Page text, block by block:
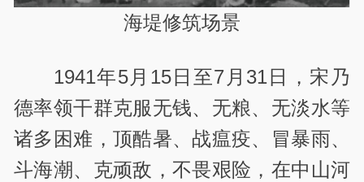
海堤修筑场景
1941年5月15日至7月31日，宋乃
德率领干群克服无钱、无粮、无淡水等
诸多困难，顶酷暑、战瘟疫、冒暴雨、
斗海潮、克顽敌，不畏艰险，在中山河